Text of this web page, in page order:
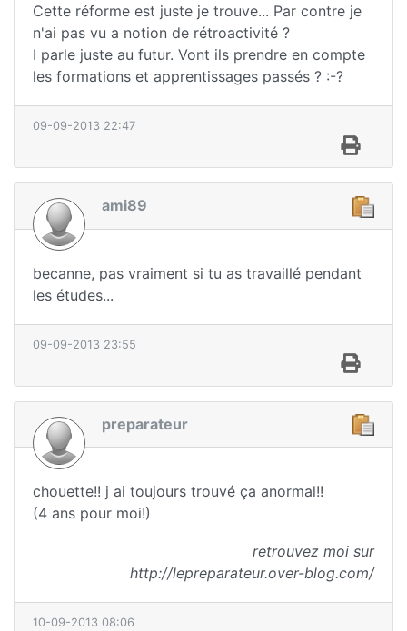
Cette réforme est juste je trouve... Par contre je
n'ai pas vu a notion de rétroactivité ?
I parle juste au futur. Vont ils prendre en compte
les formations et apprentissages passés ? :-?
09-09-2013 22:47
ami89
becanne, pas vraiment si tu as travaillé pendant
les études...
09-09-2013 23:55
preparateur
chouette!! j ai toujours trouvé ça anormal!!
(4 ans pour moi!)
retrouvez moi sur
http://lepreparateur.over-blog.com/
10-09-2013 08:06